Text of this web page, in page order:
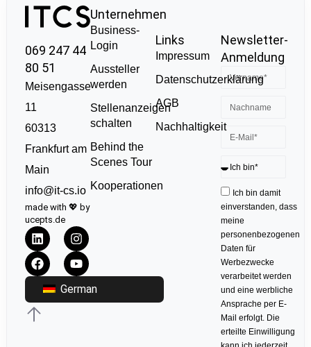
069 247 44
80 51
Meisengasse
11
60313
Frankfurt am
Main
info@it-cs.io
made with 💖 by
ucepts.de
German
Unternehmen
Business-
Login
Aussteller
werden
Stellenanzeigen
schalten
Behind the
Scenes Tour
Kooperationen
Links
Impressum
Datenschutzerklärung
AGB
Nachhaltigkeit
Newsletter-
Anmeldung
Ich bin damit
einverstanden, dass
meine
personenbezogenen
Daten für
Werbezwecke
verarbeitet werden
und eine werbliche
Ansprache per E-
Mail erfolgt. Die
erteilte Einwilligung